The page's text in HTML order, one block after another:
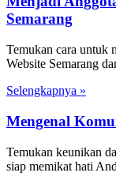
Semarang
Temukan cara untuk
Website Semarang
Selengkapnya »
Mengenal
Temukan keunikan
siap memikat hati